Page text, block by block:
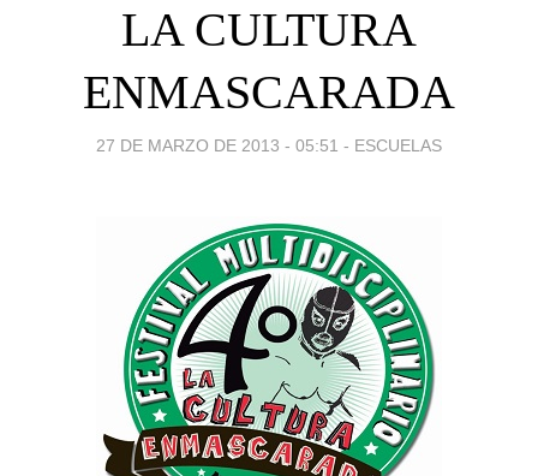
LA CULTURA
ENMASCARADA
27 DE MARZO DE 2013 - 05:51 - ESCUELAS